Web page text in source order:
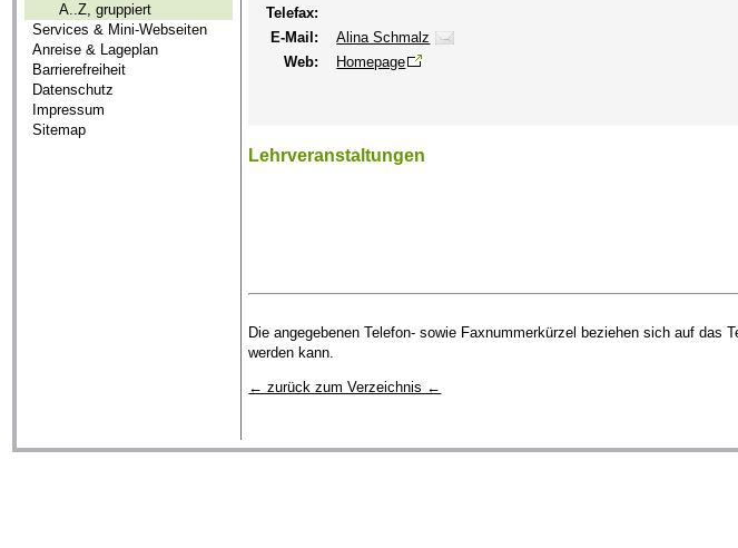
A..Z, gruppiert
Services & Mini-Webseiten
Anreise & Lageplan
Barrierefreiheit
Datenschutz
Impressum
Sitemap
Telefax:
E-Mail:
Alina Schmalz
Web:
Homepage
Lehrveranstaltungen
Die angegebenen Telefon- sowie Faxnummerkürzel beziehen sich auf
werden kann.
← zurück zum Verzeichnis ←